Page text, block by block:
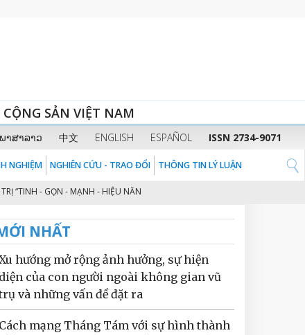
SẢN VIỆT NAM
ພາສາລາວ 中文 ENGLISH ESPAÑOL ISSN 2734-9071
NGHIỆM NGHIÊN CỨU - TRAO ĐỔI THÔNG TIN LÝ LUẬN
- GỌN - MẠNH - HIỆU NĂNG - HIỆU LỰC - HIỆU QUẢ” THEO TINH
NHẤT
hướng mở rộng ảnh hưởng, sự hiện
diện của con người ngoài không gian vũ
và những vấn đề đặt ra
Cách mạng Tháng Tám với sự hình thành